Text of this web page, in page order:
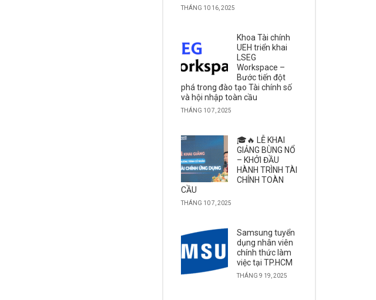
THÁNG 10 16, 2025
Khoa Tài chính
UEH triển khai
LSEG
Workspace –
Bước tiến đột
phá trong đào tạo Tài chính số
và hội nhập toàn cầu
THÁNG 10 7, 2025
🎓🔥 LỄ KHAI
GIẢNG BÙNG NỔ
– KHỞI ĐẦU
HÀNH TRÌNH TÀI
CHÍNH TOÀN
CẦU
THÁNG 10 7, 2025
Samsung tuyển
dụng nhân viên
chính thức làm
việc tại TP.HCM
THÁNG 9 19, 2025